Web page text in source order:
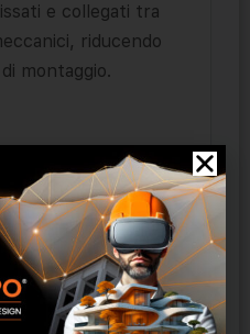
e collegati tra
riducendo
montaggio.
tra il cliente e
l’opera con un
e dettaglio,
in cantiere e
i costi di posa in